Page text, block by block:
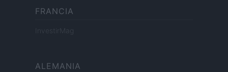
FRANCIA
InvestirMag
ALEMANIA